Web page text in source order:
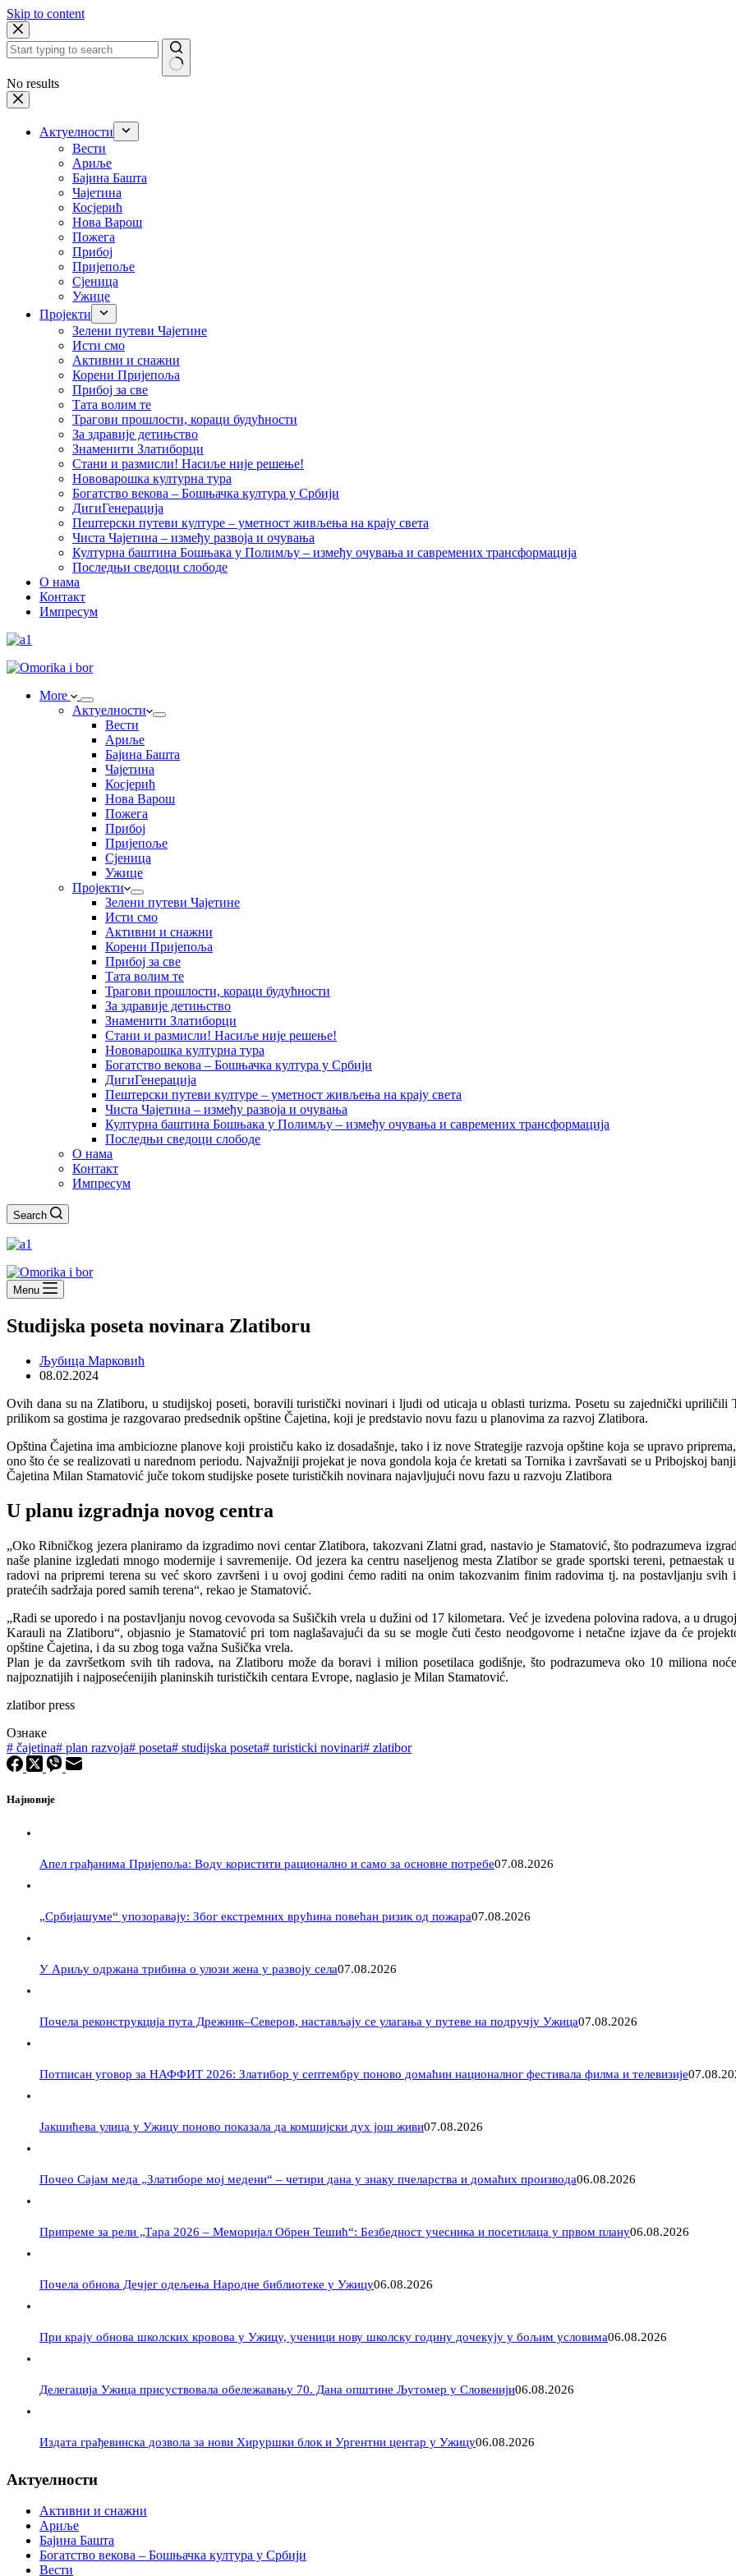
Skip to content
No results
Актуелности
Вести
Ариље
Бајина Башта
Чајетина
Косјерић
Нова Варош
Пожега
Прибој
Пријепоље
Сјеница
Ужице
Пројекти
Зелени путеви Чајетине
Исти смо
Активни и снажни
Корени Пријепоља
Прибој за све
Тата волим те
Трагови прошлости, кораци будућности
За здравије детињство
Знаменити Златиборци
Стани и размисли! Насиље није решење!
Нововарошка културна тура
Богатство векова – Бошњачка култура у Србији
ДигиГенерација
Пештерски путеви културе – уметност живљења на крају света
Чиста Чајетина – између развоја и очувања
Културна баштина Бошњака у Полимљу – између очувања и савремених трансформација
Последњи сведоци слободе
О нама
Контакт
Импресум
More
Актуелности
Вести
Ариље
Бајина Башта
Чајетина
Косјерић
Нова Варош
Пожега
Прибој
Пријепоље
Сјеница
Ужице
Пројекти
Зелени путеви Чајетине
Исти смо
Активни и снажни
Корени Пријепоља
Прибој за све
Тата волим те
Трагови прошлости, кораци будућности
За здравије детињство
Знаменити Златиборци
Стани и размисли! Насиље није решење!
Нововарошка културна тура
Богатство векова – Бошњачка култура у Србији
ДигиГенерација
Пештерски путеви културе – уметност живљења на крају света
Чиста Чајетина – између развоја и очувања
Културна баштина Бошњака у Полимљу – између очувања и савремених трансформација
Последњи сведоци слободе
О нама
Контакт
Импресум
Search
Menu
Studijska poseta novinara Zlatiboru
Љубица Марковић
08.02.2024
Ovih dana su na Zlatiboru, u studijskoj poseti, boravili turistički novinari i ljudi od uticaja u oblasti turizma. Posetu su zajednički
prilikom sa gostima je razgovarao predsednik opštine Čajetina, koji je predstavio novu fazu u planovima za razvoj Zlatibora.
Opština Čajetina ima ambiciozne planove koji proističu kako iz dosadašnje, tako i iz nove Strategije razvoja opštine koja se upravo
ono što će se realizovati u narednom periodu. Najvažniji projekat je nova gondola koja će kretati sa Tornika i završavati se u Pribojskoj
Čajetina Milan Stamatović juče tokom studijske posete turističkih novinara najavljujući novu fazu u razvoju Zlatibora
U planu izgradnja novog centra
„Oko Ribničkog jezera planiramo da izgradimo novi centar Zlatibora, takozvani Zlatni grad, nastavio je Stamatović, što podrazumeva
naše planine izgledati mnogo modernije i savremenije. Od jezera ka centru naseljenog mesta Zlatibor se grade sportski tereni,
radovi na pripremi terena su već skoro završeni i u ovoj godini ćemo raditi na onim takozvanim finim radovima tj. na postavljanju
pratećih sadržaja pored samih terena“, rekao je Stamatović.
„Radi se uporedo i na postavljanju novog cevovoda sa Sušičkih vrela u dužini od 17 kilometara. Već je izvedena polovina radova, a u
Karauli na Zlatiboru“, objasnio je Stamatović pri tom naglašavajući da su se mogle čuti često neodgovorne i netačne izjave da će
opštine Čajetina, i da su zbog toga važna Sušička vrela.
Plan je da završetkom svih tih radova, na Zlatiboru može da boravi i milion posetilaca godišnje, što podrazumeva oko 10 miliona
najpoznatijih i najposećenijih planinskih turističkih centara Evrope, naglasio je Milan Stamatović.
zlatibor press
Ознаке
# čajetina# plan razvoja# poseta# studijska poseta# turisticki novinari# zlatibor
Најновије
Апел грађанима Пријепоља: Воду користити рационално и само за основне потребе07.08.2026
„Србијашуме“ упозоравају: Због екстремних врућина повећан ризик од пожара07.08.2026
У Ариљу одржана трибина о улози жена у развоју села07.08.2026
Почела реконструкција пута Дрежник–Северов, настављају се улагања у путеве на подручју Ужица07.08.2026
Потписан уговор за НАФФИТ 2026: Златибор у септембру поново домаћин националног фестивала филма и телевизије
Јакшићева улица у Ужицу поново показала да комшијски дух још живи07.08.2026
Почео Сајам меда „Златиборе мој медени“ – четири дана у знаку пчеларства и домаћих производа06.08.2026
Припреме за рели „Тара 2026 – Меморијал Обрен Тешић“: Безбедност учесника и посетилаца у првом плану06.08.2026
Почела обнова Дечјег одељења Народне библиотеке у Ужицу06.08.2026
При крају обнова школских кровова у Ужицу, ученици нову школску годину дочекују у бољим условима06.08.2026
Делегација Ужица присуствовала обележавању 70. Дана општине Љутомер у Словенији06.08.2026
Издата грађевинска дозвола за нови Хируршки блок и Ургентни центар у Ужицу06.08.2026
Актуелности
Активни и снажни
Ариље
Бајина Башта
Богатство векова – Бошњачка култура у Србији
Вести